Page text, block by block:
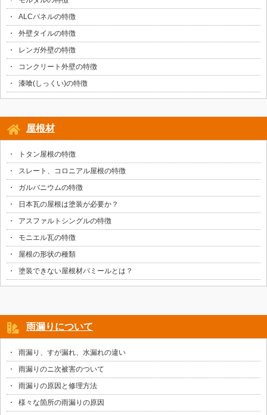
ALCパネルの特徴
外壁タイルの特徴
レンガ外壁の特徴
コンクリート外壁の特徴
漆喰(しっくい)の特徴
屋根材
トタン屋根の特徴
スレート、コロニアル屋根の特徴
ガルバニウムの特徴
日本瓦の屋根は塗装が必要か？
アスファルトシングルの特徴
モニエル瓦の特徴
屋根の形状の種類
塗装できない屋根材パミールとは？
雨漏りについて
雨漏り、すが漏れ、水漏れの違い
雨漏りのニ次被害のついて
雨漏りの原因と修理方法
様々な箇所の雨漏りの原因